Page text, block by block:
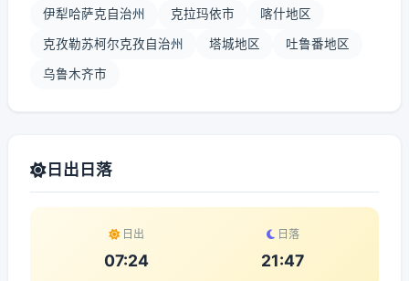
伊犁哈萨克自治州 克拉玛依市 喀什地区
克孜勒苏柯尔克孜自治州 塔城地区 吐鲁番地区
乌鲁木齐市
日出日落
日出
07:24
日落
21:47